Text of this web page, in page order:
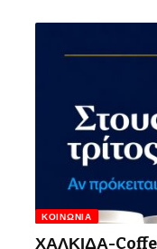
ΚΟΙΝΩΝΊΑ
ΧΑΛΚΙΔΑ-